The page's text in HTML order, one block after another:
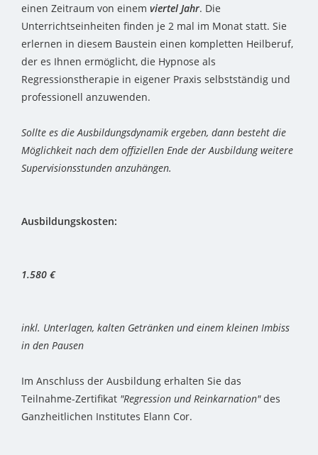
einen Zeitraum von einem viertel Jahr. Die
Unterrichtseinheiten finden je 2 mal im Monat statt. Sie
erlernen in diesem Baustein einen kompletten Heilberuf,
der es Ihnen ermöglicht, die Hypnose als
Regressionstherapie in eigener Praxis selbstständig und
professionell anzuwenden.
Sollte es die Ausbildungsdynamik ergeben, dann besteht die
Möglichkeit nach dem offiziellen Ende der Ausbildung weitere
Supervisionsstunden anzuhängen.
Ausbildungskosten:
1.580 €
inkl. Unterlagen, kalten Getränken und einem kleinen Imbiss
in den Pausen
Im Anschluss der Ausbildung erhalten Sie das
Teilnahme-Zertifikat "Regression und Reinkarnation"des
Ganzheitlichen Institutes Elann Cor.